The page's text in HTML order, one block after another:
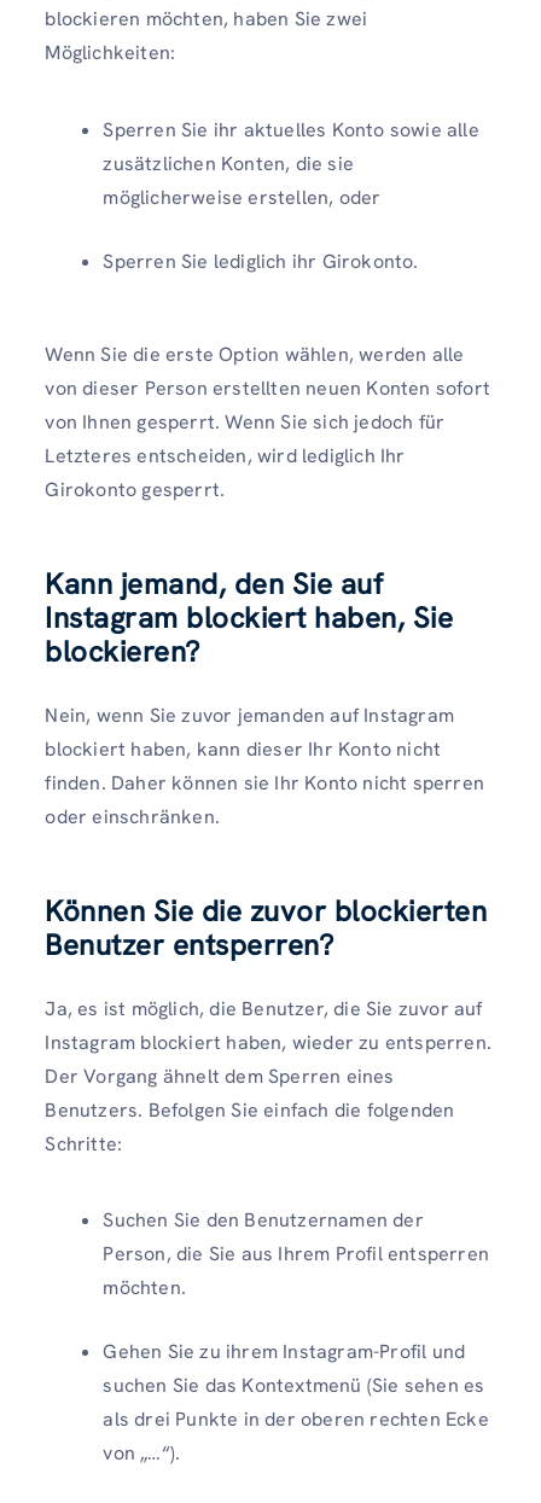
blockieren möchten, haben Sie zwei
Möglichkeiten:
Sperren Sie ihr aktuelles Konto sowie alle
zusätzlichen Konten, die sie
möglicherweise erstellen, oder
Sperren Sie lediglich ihr Girokonto.
Wenn Sie die erste Option wählen, werden alle
von dieser Person erstellten neuen Konten sofort
von Ihnen gesperrt. Wenn Sie sich jedoch für
Letzteres entscheiden, wird lediglich Ihr
Girokonto gesperrt.
Kann jemand, den Sie auf
Instagram blockiert haben, Sie
blockieren?
Nein, wenn Sie zuvor jemanden auf Instagram
blockiert haben, kann dieser Ihr Konto nicht
finden. Daher können sie Ihr Konto nicht sperren
oder einschränken.
Können Sie die zuvor blockierten
Benutzer entsperren?
Ja, es ist möglich, die Benutzer, die Sie zuvor auf
Instagram blockiert haben, wieder zu entsperren.
Der Vorgang ähnelt dem Sperren eines
Benutzers. Befolgen Sie einfach die folgenden
Schritte:
Suchen Sie den Benutzernamen der
Person, die Sie aus Ihrem Profil entsperren
möchten.
Gehen Sie zu ihrem Instagram-Profil und
suchen Sie das Kontextmenü (Sie sehen es
als drei Punkte in der oberen rechten Ecke
von „…“).